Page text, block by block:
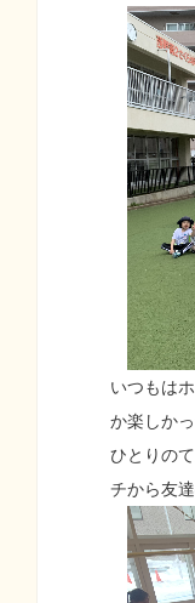
いつもは
か楽しか
ひとりの
チから友